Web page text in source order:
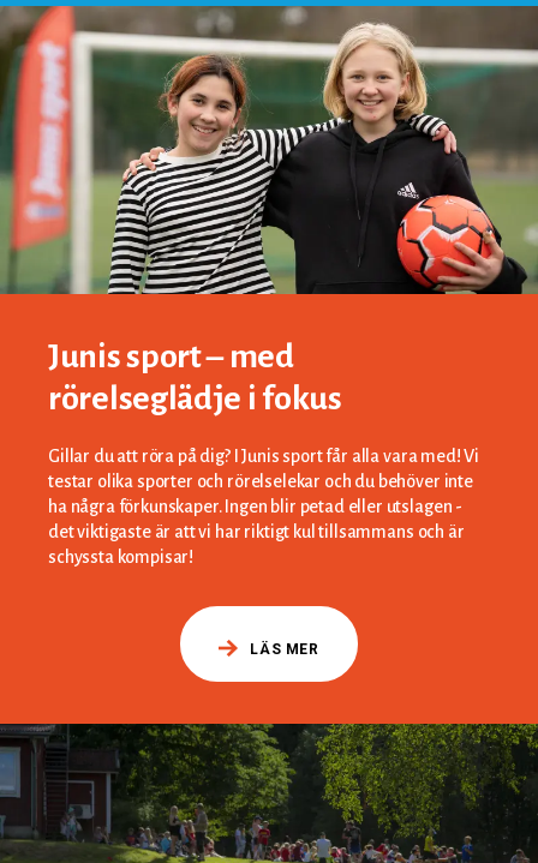
Junis sport – med
rörelseglädje i fokus
Gillar du att röra på dig? I Junis sport får alla vara med! Vi
testar olika sporter och rörelselekar och du behöver inte
ha några förkunskaper. Ingen blir petad eller utslagen -
det viktigaste är att vi har riktigt kul tillsammans och är
schyssta kompisar!
LÄS MER